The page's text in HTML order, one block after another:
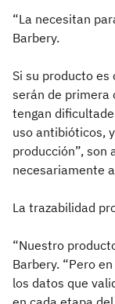
“La necesitan
Barbery.
Si su producto
serán de primera
tengan
uso antibióticos,
producción”, son
necesariamente
La trazabilidad
“Nuestro
Barbery. “Pero
los datos que